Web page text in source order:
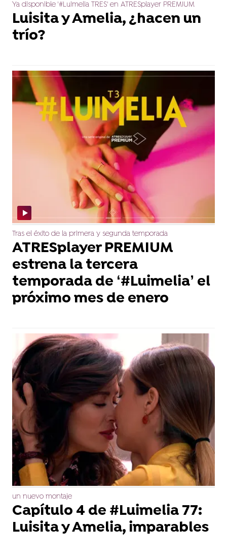
Ya disponible '#Luimelia TRES' en ATRESplayer PREMIUM
Luisita y Amelia, ¿hacen un
trío?
Tras el éxito de la primera y segunda temporada
ATRESplayer PREMIUM
estrena la tercera
temporada de ‘#Luimelia’ el
próximo mes de enero
un nuevo montaje
Capítulo 4 de #Luimelia 77:
Luisita y Amelia, imparables